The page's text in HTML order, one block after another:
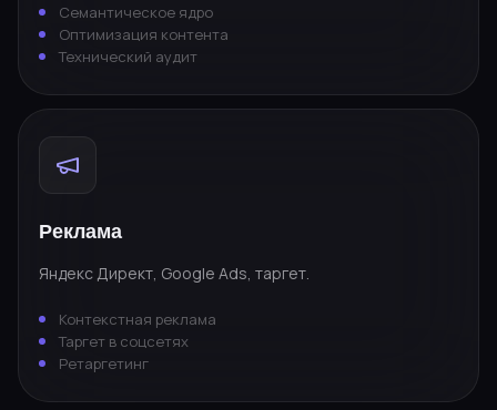
Семантическое ядро
Оптимизация контента
Технический аудит
Реклама
Яндекс Директ, Google Ads, таргет.
Контекстная реклама
Таргет в соцсетях
Ретаргетинг